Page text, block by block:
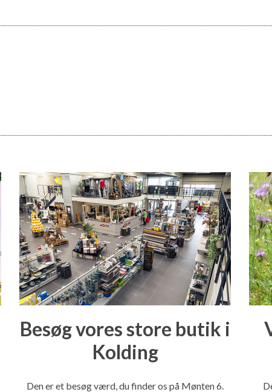
Besøg vores store butik i
Kolding
Den er et besøg værd, du finder os på Mønten 6.